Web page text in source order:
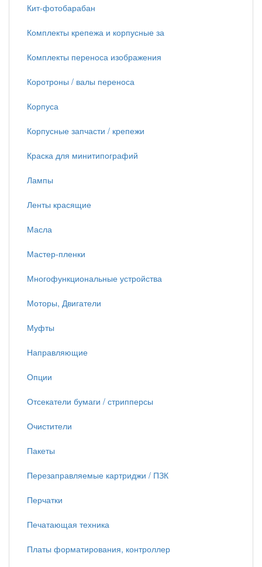
Кит-фотобарабан
Комплекты крепежа и корпусные за
Комплекты переноса изображения
Коротроны / валы переноса
Корпуса
Корпусные запчасти / крепежи
Краска для минитипографий
Лампы
Ленты красящие
Масла
Мастер-пленки
Многофункциональные устройства
Моторы, Двигатели
Муфты
Направляющие
Опции
Отсекатели бумаги / стрипперсы
Очистители
Пакеты
Перезаправляемые картриджи / ПЗК
Перчатки
Печатающая техника
Платы форматирования, контроллер